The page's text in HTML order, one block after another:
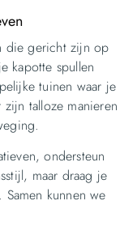
die gericht zijn op
kapotte spullen
tuinen waar je
talloze manieren
ondersteun
maar draag je
kunnen we